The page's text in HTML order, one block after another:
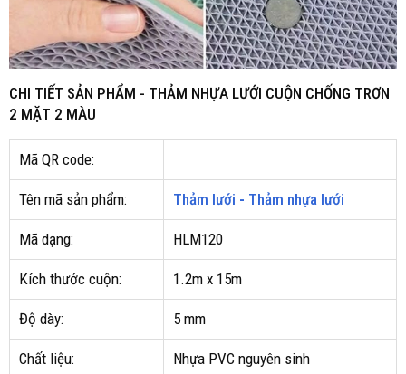
CHI TIẾT SẢN PHẨM - THẢM NHỰA LƯỚI CUỘN CHỐNG TRƠN
2 MẶT 2 MÀU
Mã QR code:
Tên mã sản phẩm: Thảm lưới - Thảm nhựa lưới
Mã dạng: HLM120
Kích thước cuộn: 1.2m x 15m
Độ dày: 5 mm
Chất liệu: Nhựa PVC nguyên sinh